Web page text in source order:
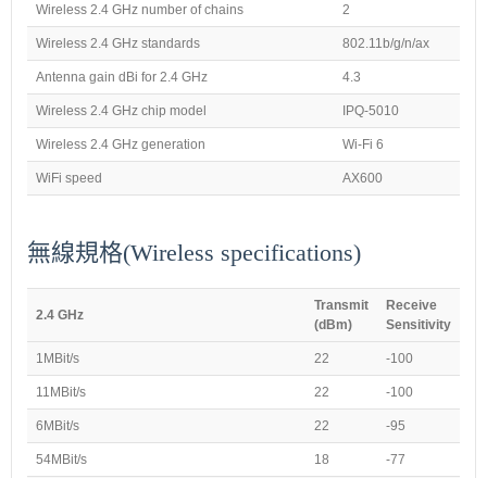
Wireless 2.4 GHz number of chains 2
Wireless 2.4 GHz standards 802.11b/g/n/ax
Antenna gain dBi for 2.4 GHz 4.3
Wireless 2.4 GHz chip model IPQ-5010
Wireless 2.4 GHz generation Wi-Fi 6
WiFi speed AX600
無線規格(Wireless specifications)
2.4 GHz
Transmit
(dBm)
Receive
Sensitivity
1MBit/s 22 -100
11MBit/s 22 -100
6MBit/s 22 -95
54MBit/s 18 -77